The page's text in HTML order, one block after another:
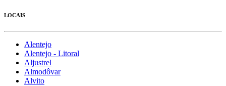
LOCAIS
Alentejo
Alentejo - Litoral
Aljustrel
Almodôvar
Alvito